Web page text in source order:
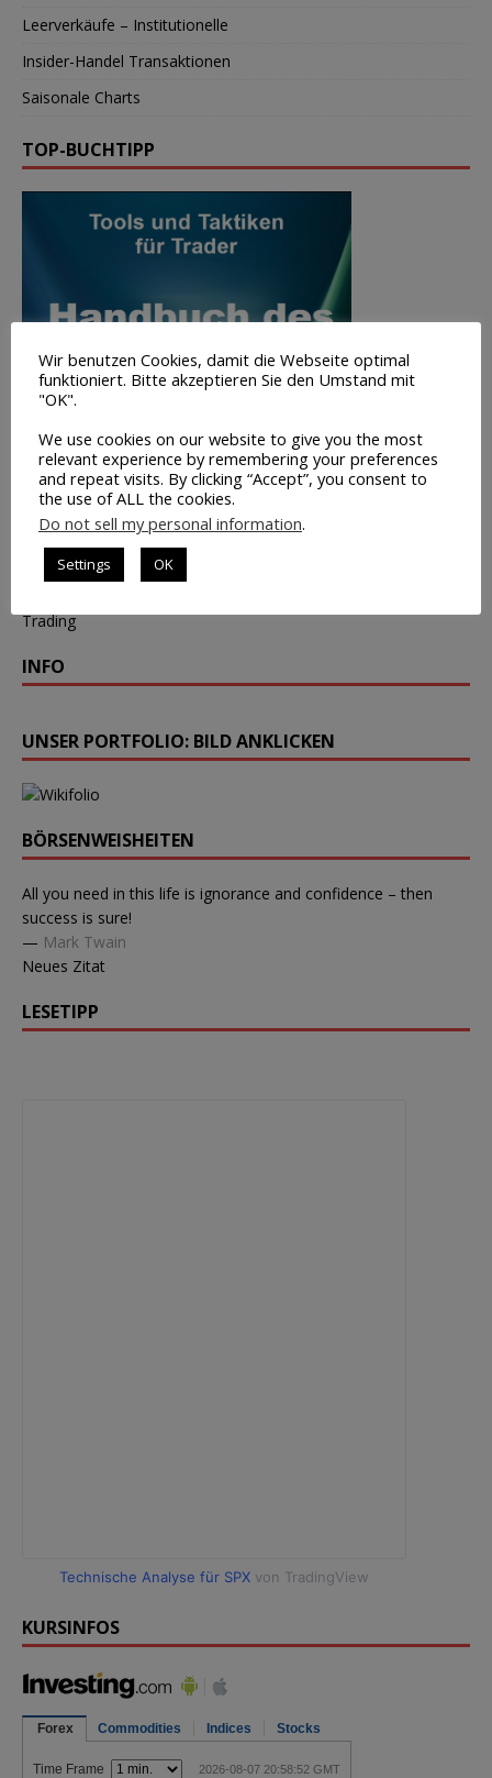
Leerverkäufe – Institutionelle
Insider-Handel Transaktionen
Saisonale Charts
TOP-BUCHTIPP
Trading
INFO
UNSER PORTFOLIO: BILD ANKLICKEN
BÖRSENWEISHEITEN
All you need in this life is ignorance and confidence – then
success is sure!
— Mark Twain
Neues Zitat
LESETIPP
Technische Analyse für SPX von TradingView
KURSINFOS
Wir benutzen Cookies, damit die Webseite optimal
funktioniert. Bitte akzeptieren Sie den Umstand mit
"OK".
We use cookies on our website to give you the most
relevant experience by remembering your preferences
and repeat visits. By clicking “Accept”, you consent to
the use of ALL the cookies.
Do not sell my personal information.
Settings OK